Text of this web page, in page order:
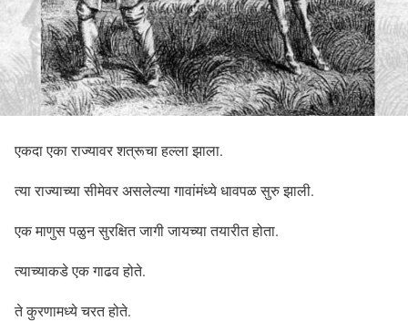
एकदा एका राज्यावर शत्रूचा हल्ला झाला.
त्या राज्याच्या सीमेवर असलेल्या गावांमंध्ये धावपळ सुरु झाली.
एक माणुस पळुन सुरक्षित जागी जायच्या तयारीत होता.
त्याच्याकडे एक गाढव होते.
ते कुरणामध्ये चरत होते.